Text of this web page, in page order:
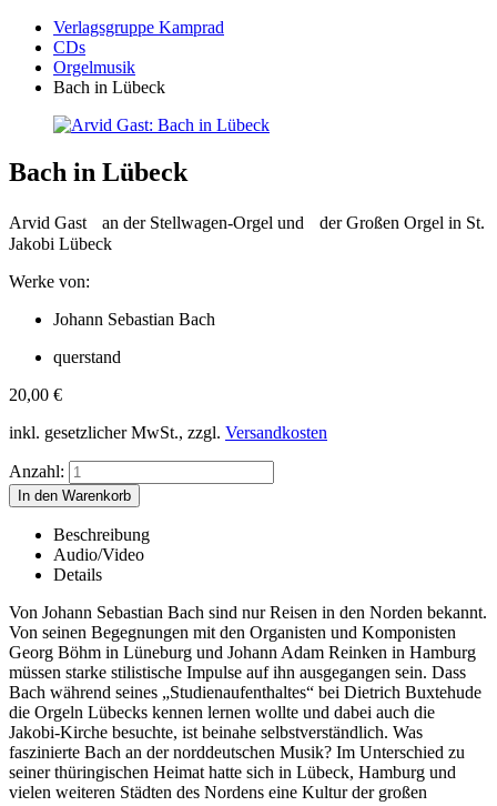
Verlagsgruppe Kamprad
CDs
Orgelmusik
Bach in Lübeck
Bach in Lübeck
Arvid Gast an der Stellwagen-Orgel und der Großen Orgel in St.
Jakobi Lübeck
Werke von:
Johann Sebastian Bach
querstand
20,00 €
inkl. gesetzlicher MwSt., zzgl. Versandkosten
Anzahl:
Beschreibung
Audio/Video
Details
Von Johann Sebastian Bach sind nur Reisen in den Norden bekannt.
Von seinen Begegnungen mit den Organisten und Komponisten
Georg Böhm in Lüneburg und Johann Adam Reinken in Hamburg
müssen starke stilistische Impulse auf ihn ausgegangen sein. Dass
Bach während seines „Studienaufenthaltes“ bei Dietrich Buxtehude
die Orgeln Lübecks kennen lernen wollte und dabei auch die
Jakobi-Kirche besuchte, ist beinahe selbstverständlich. Was
faszinierte Bach an der norddeutschen Musik? Im Unterschied zu
seiner thüringischen Heimat hatte sich in Lübeck, Hamburg und
vielen weiteren Städten des Nordens eine Kultur der großen